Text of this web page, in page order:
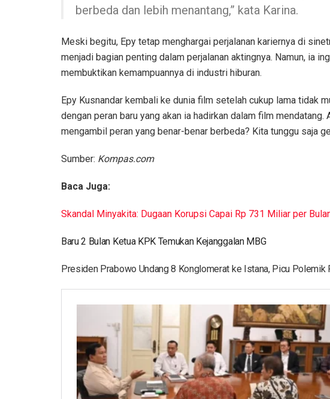
berbeda dan lebih menantang,” kata Karina.
Meski begitu, Epy tetap menghargai perjalanan kariernya di
menjadi bagian penting dalam perjalanan aktingnya. Namun, ia
membuktikan kemampuannya di industri hiburan.
Epy Kusnandar kembali ke dunia film setelah cukup lama tidak
dengan peran baru yang akan ia hadirkan dalam film
mengambil peran yang benar-benar berbeda? Kita tunggu saja
Sumber: Kompas.com
Baca Juga:
Skandal Minyakita: Dugaan Korupsi Capai Rp 731 Miliar per
Baru 2 Bulan Ketua KPK Temukan Kejanggalan MBG
Presiden Prabowo Undang 8 Konglomerat ke Istana, Picu Polemik